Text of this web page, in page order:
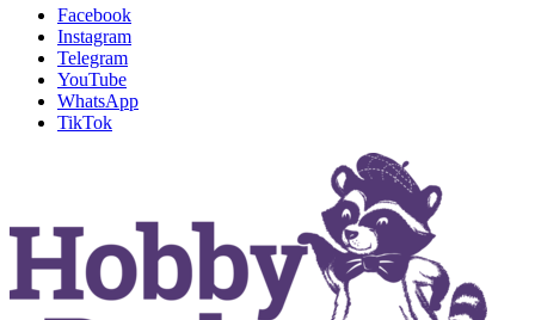
Facebook
Instagram
Telegram
YouTube
WhatsApp
TikTok